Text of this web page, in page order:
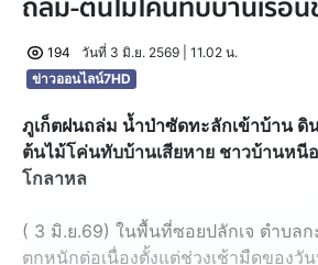
ถล่ม-ต้นไม้โค่นทับบ้านเรือ
194
วันที่ 3 มิ.ย. 2569 | 11.02 น.
ข่าวออนไลน์7HD
ภูเก็ตฝนถล่ม น้ำป่าซัดทะลักเข้าบ้าน ดิ
ต้นไม้โค่นทับบ้านเสียหาย ชาวบ้านหนี
โกลาหล
( 3 มิ.ย.69) ในพื้นที่ซอยปลักเจ ตำบล
ตกหนักต่อเนื่องตั้งแต่ช่วงเช้ามืดของ